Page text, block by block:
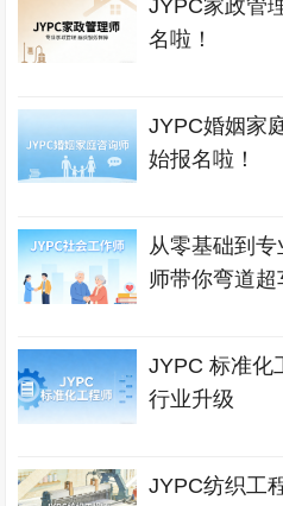
JYPC家政管
名啦！
JYPC婚姻家
始报名啦！
从零基础到
师带你弯道超
JYPC 标准化
行业升级
JYPC纺织工